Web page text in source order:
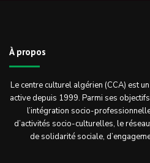
À propos
Le centre culturel algérien (CCA) est
active depuis 1999. Parmi ses
l’intégration socio-
d’activités socio-culturelles, le
de solidarité sociale,